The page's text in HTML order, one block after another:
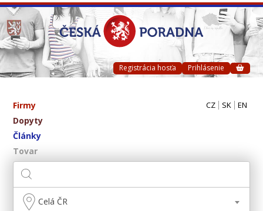
Registrácia hosťa Prihlásenie
Firmy
Dopyty
Články
Tovar
CZ SK EN
Celá ČR